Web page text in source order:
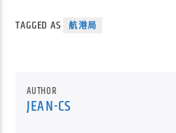
TAGGED AS 航港局
AUTHOR
JEAN-CS